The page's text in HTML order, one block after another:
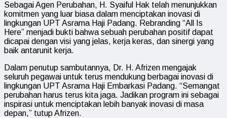
Sebagai Agen Perubahan, H. Syaiful Hak telah menunjukkan
komitmen yang luar biasa dalam menciptakan inovasi di
lingkungan UPT Asrama Haji Padang. Rebranding “All Is
Here” menjadi bukti bahwa sebuah perubahan positif dapat
dicapai dengan visi yang jelas, kerja keras, dan sinergi yang
baik antarunit kerja.
Dalam penutup sambutannya, Dr. H. Afrizen mengajak
seluruh pegawai untuk terus mendukung berbagai inovasi di
lingkungan UPT Asrama Haji Embarkasi Padang. “Semangat
perubahan harus terus kita jaga. Jadikan program ini sebagai
inspirasi untuk menciptakan lebih banyak inovasi di masa
depan,” tutup Afrizen.